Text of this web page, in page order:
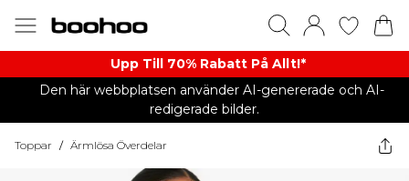
Upp Till 70% Rabatt På Allt!*
Den här webbplatsen använder AI-genererade och AI-
redigerade bilder.
Toppar / Ärmlösa Överdelar